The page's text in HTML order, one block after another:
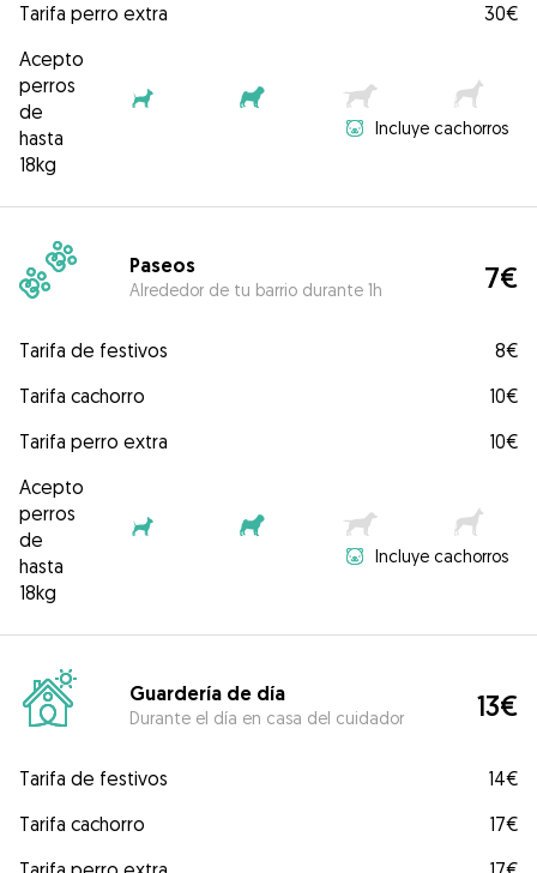
Tarifa perro extra
30€
Acepto
perros
de
hasta
18kg
Incluye cachorros
Paseos
Alrededor de tu barrio durante 1h 7€
Tarifa de festivos
8€
Tarifa cachorro
10€
Tarifa perro extra
10€
Acepto
perros
de
hasta
18kg
Incluye cachorros
Guardería de día
Durante el día en casa del cuidador 13€
Tarifa de festivos
14€
Tarifa cachorro
17€